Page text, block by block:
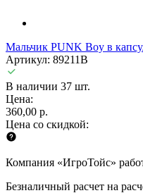
Мальчик PUNK Boy в
Артикул: 89211B
В наличии 37 шт.
Цена:
360,00 р.
Цена со скидкой:
Компания «ИгроТойс»
Безналичный расчет на